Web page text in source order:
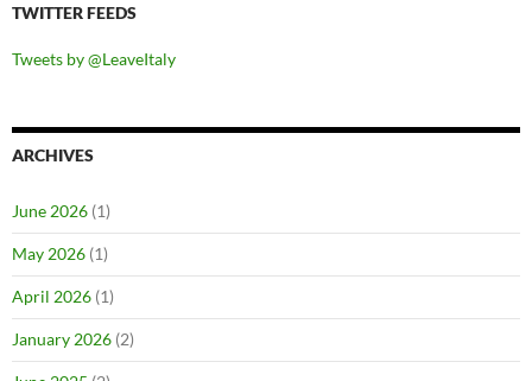
TWITTER FEEDS
Tweets by @LeaveItaly
ARCHIVES
June 2026 (1)
May 2026 (1)
April 2026 (1)
January 2026 (2)